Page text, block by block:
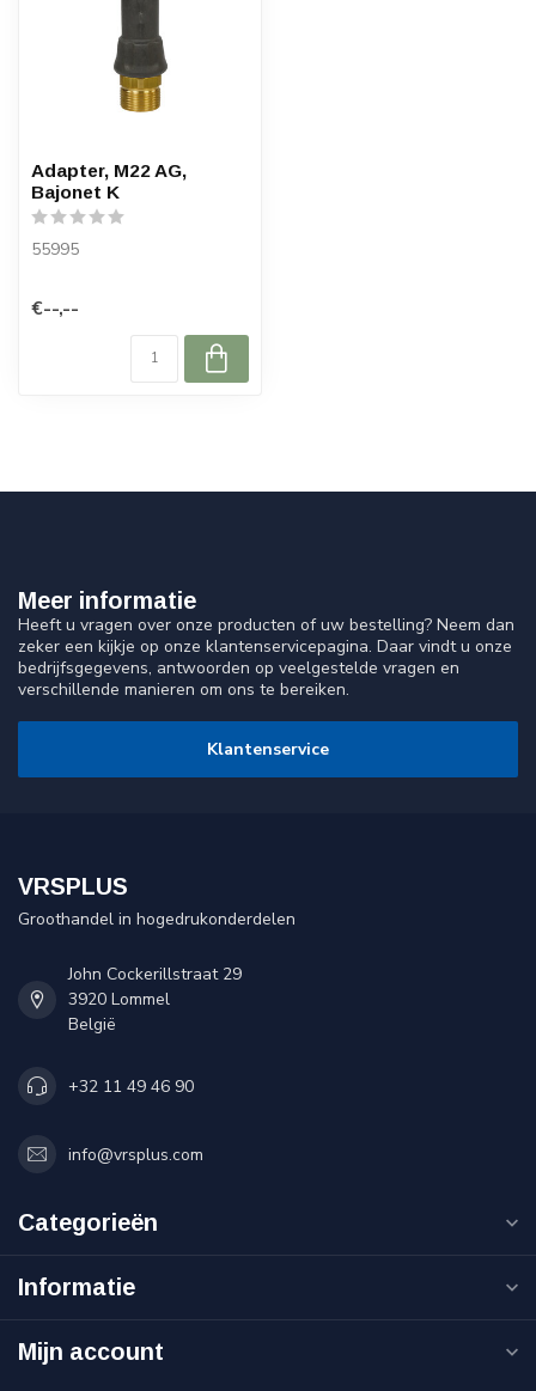
Adapter, M22 AG,
Bajonet K
55995
€--,--
Meer informatie
Heeft u vragen over onze producten of uw bestelling? Neem dan
zeker een kijkje op onze klantenservicepagina. Daar vindt u onze
bedrijfsgegevens, antwoorden op veelgestelde vragen en
verschillende manieren om ons te bereiken.
Klantenservice
VRSPLUS
Groothandel in hogedrukonderdelen
John Cockerillstraat 29
3920 Lommel
België
+32 11 49 46 90
info@vrsplus.com
Categorieën
Informatie
Mijn account